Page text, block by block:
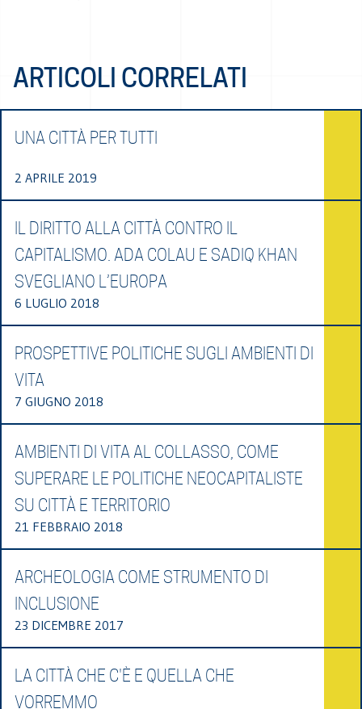
ARTICOLI CORRELATI
UNA CITTÀ PER TUTTI
2 APRILE 2019
IL DIRITTO ALLA CITTÀ CONTRO IL
CAPITALISMO. ADA COLAU E SADIQ KHAN
SVEGLIANO L’EUROPA
6 LUGLIO 2018
PROSPETTIVE POLITICHE SUGLI AMBIENTI DI
VITA
7 GIUGNO 2018
AMBIENTI DI VITA AL COLLASSO, COME
SUPERARE LE POLITICHE NEOCAPITALISTE
SU CITTÀ E TERRITORIO
21 FEBBRAIO 2018
ARCHEOLOGIA COME STRUMENTO DI
INCLUSIONE
23 DICEMBRE 2017
LA CITTÀ CHE C'È E QUELLA CHE
VORREMMO